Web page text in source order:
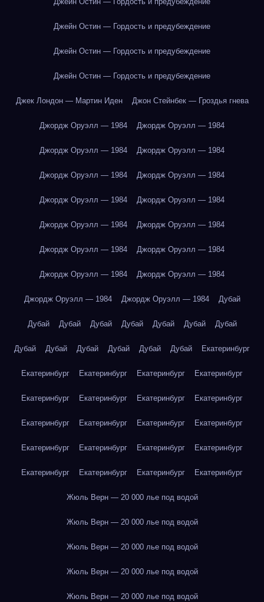
Джейн Остин — Гордость и предубеждение
Джейн Остин — Гордость и предубеждение
Джейн Остин — Гордость и предубеждение
Джек Лондон — Мартин Иден Джон Стейнбек — Гроздья гнева
Джордж Оруэлл — 1984 Джордж Оруэлл — 1984
Джордж Оруэлл — 1984 Джордж Оруэлл — 1984
Джордж Оруэлл — 1984 Джордж Оруэлл — 1984
Джордж Оруэлл — 1984 Джордж Оруэлл — 1984
Джордж Оруэлл — 1984 Джордж Оруэлл — 1984
Джордж Оруэлл — 1984 Джордж Оруэлл — 1984
Джордж Оруэлл — 1984 Джордж Оруэлл — 1984
Джордж Оруэлл — 1984 Джордж Оруэлл — 1984 Дубай
Дубай Дубай Дубай Дубай Дубай Дубай Дубай
Дубай Дубай Дубай Дубай Дубай Дубай Екатеринбург
Екатеринбург Екатеринбург Екатеринбург Екатеринбург
Екатеринбург Екатеринбург Екатеринбург Екатеринбург
Екатеринбург Екатеринбург Екатеринбург Екатеринбург
Екатеринбург Екатеринбург Екатеринбург Екатеринбург
Екатеринбург Екатеринбург Екатеринбург Екатеринбург
Жюль Верн — 20 000 лье под водой
Жюль Верн — 20 000 лье под водой
Жюль Верн — 20 000 лье под водой
Жюль Верн — 20 000 лье под водой
Жюль Верн — 20 000 лье под водой